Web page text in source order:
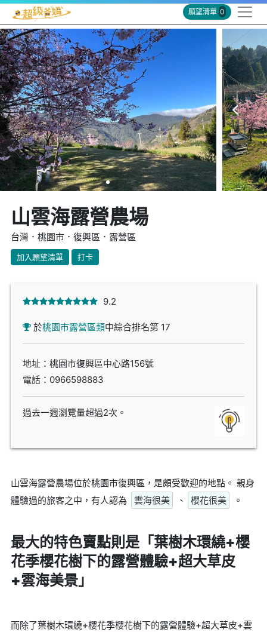
願望清單 0
山雲海露營農場
台灣．桃園市．復興區．露營區
加入願望清單 打卡
9.2
於桃園市露營區類中綜合排名第 17
地址：桃園市復興區中心路156號
電話： 0966598883
過去一週瀏覽量超過2次。
山雲海露營農場位於桃園市復興區，是頗受歡迎的地點。 親身
體驗過的旅客之中，有人認為
雲海很美 、 櫻花很美 。
最大的特色賣點則是「葉樹木環繞+櫻
花季櫻花樹下的露營體驗+超大草皮
+雲海美景」
而除了葉樹木環繞+櫻花季櫻花樹下的露營體驗+超大草皮+雲